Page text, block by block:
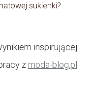
sukienki?
inspirującej
z moda-blog.pl